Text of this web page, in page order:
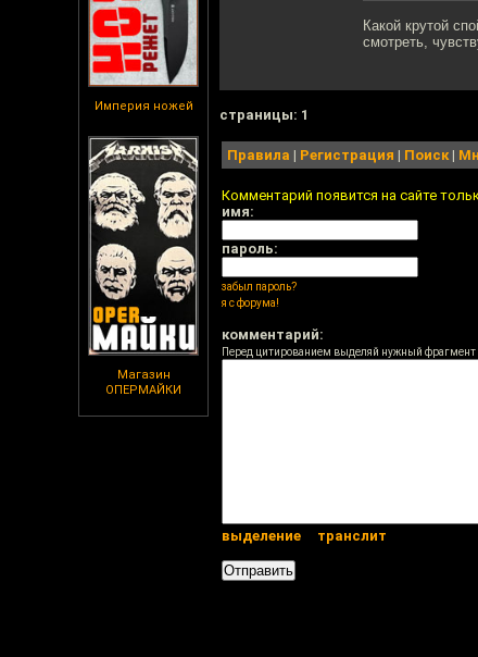
Империя ножей
Магазин
ОПЕРМАЙКИ
Какой крутой
смотреть,
cтраницы: 1
Правила | Регистрация | Поиск|
Комментарий появится на сайте
имя:
пароль:
забыл пароль?
я с форума!
комментарий:
Перед цитированием выделяй нужный фрагмент
выделение транслит